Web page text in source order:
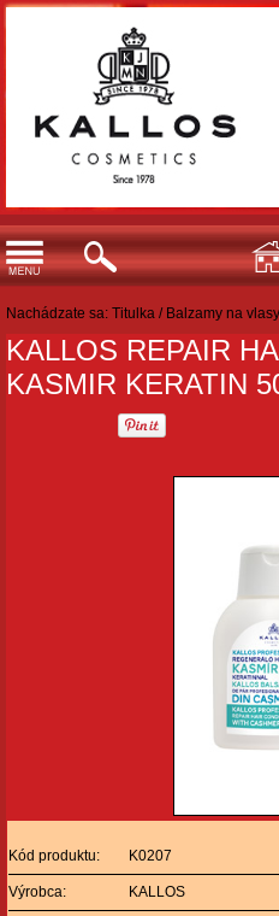
Nachádzate sa: Titulka / Balzamy na vlasy
KALLOS REPAIR
KASMIR KERATIN
Kód produktu: K0207
Výrobca: KALLOS